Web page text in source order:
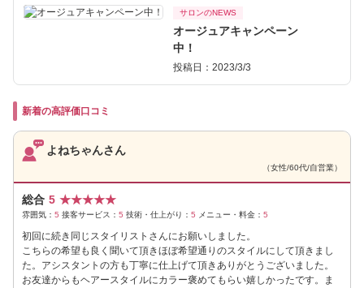
サロンのNEWS
オージュアキャンペーン
中！
投稿日：2023/3/3
新着の高評価口コミ
よねちゃんさん
（女性/60代/自営業）
総合 5 ★★★★★
雰囲気： 5 接客サービス： 5 技術・仕上がり： 5 メニュー・料金： 5
初回に続き同じスタイリストさんにお願いしました。
こちらの希望も良く聞いて頂きほぼ希望通りのスタイルにして頂きまし
た。アシスタントの方も丁寧に仕上げて頂きありがとうございました。
お友達からもヘアースタイルにカラー褒めてもらい嬉しかったです。ま